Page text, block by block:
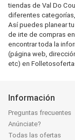
tiendas de Val Do
diferentes
Así puedes planear
de irte de compras
encontrar toda la
(página web,
etc) en
Información
Preguntas frecuentes
Anúnciate?
Todas las ofertas